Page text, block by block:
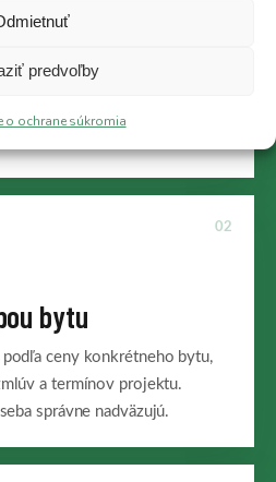
predvoľby
o ochrane súkromia
bánk
iba svoju ponuku. My
vlastných zdrojov a ceny
02
bytu
podľa ceny konkrétneho bytu,
a termínov projektu.
správne nadväzujú.